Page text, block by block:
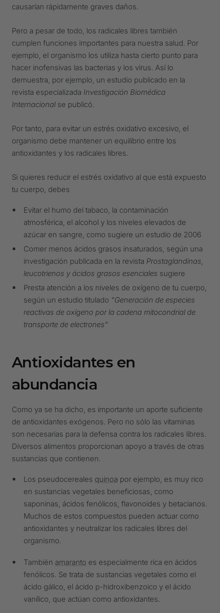
causarían rápidamente graves daños.
Pero a pesar de todo, los radicales libres también
cumplen funciones importantes para nuestra salud. Por
ejemplo, el organismo los utiliza hasta cierto punto para
hacer inofensivas las bacterias y los virus. Así lo
demuestra, por ejemplo, un estudio publicado en la
revista especializada Investigación Biomédica
Internacional se publicó.
Por tanto, para evitar un estrés oxidativo excesivo, el
organismo debe mantener un equilibrio entre los
antioxidantes y los radicales libres.
Si quieres reducir el estrés oxidativo al que está expuesto
tu cuerpo, debes
Evitar el humo del tabaco, la contaminación
atmosférica, el alcohol y los niveles elevados de
azúcar en sangre, como sugiere un estudio de 2006
Comer menos ácidos grasos insaturados, según una
investigación publicada en la revista Prostaglandinas,
leucotrienos y ácidos grasos esenciales sugiere
Presta atención a los niveles de oxígeno de tu cuerpo,
según un estudio titulado "Generación de especies
reactivas de oxígeno por la cadena mitocondrial de
transporte de electrones"
Antioxidantes en
abundancia
Como ya se ha dicho, es importante un aporte suficiente
de antioxidantes exógenos. Pero no sólo las vitaminas
son necesarias para la defensa contra los radicales libres.
Diversos alimentos proporcionan apoyo a través de otras
sustancias que contienen.
Los pseudocereales quinoa por ejemplo, es muy rico
en sustancias vegetales beneficiosas, como
saponinas, ácidos fenólicos, flavonoides y betacianos.
Muchos de estos compuestos pueden actuar como
antioxidantes y neutralizar los radicales libres del
organismo.
También amaranto es especialmente rica en ácidos
fenólicos. Se trata de sustancias vegetales como el
ácido gálico, el ácido p-hidroxibenzoico y el ácido
vanílico, que actúan como antioxidantes.